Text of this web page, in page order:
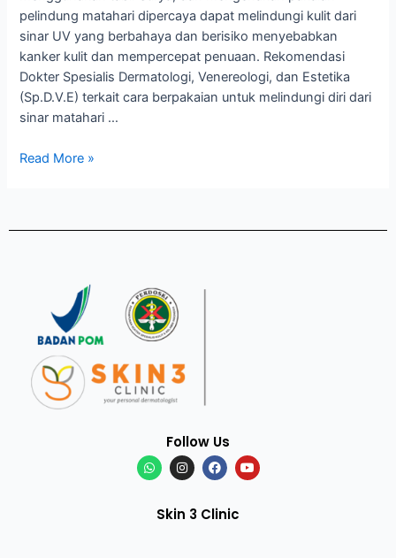
pelindung matahari dipercaya dapat melindungi kulit dari
sinar UV yang berbahaya dan berisiko menyebabkan
kanker kulit dan mempercepat penuaan. Rekomendasi
Dokter Spesialis Dermatologi, Venereologi, dan Estetika
(Sp.D.V.E) terkait cara berpakaian untuk melindungi diri dari
sinar matahari …
Read More »
Follow Us
Skin 3 Clinic